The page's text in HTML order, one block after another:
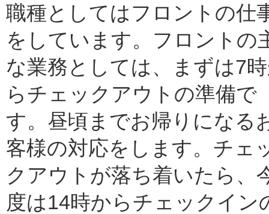
職種としてはフロントの仕
をしています。フロントの
な業務としては、まずは7
らチェックアウトの準備で
す。昼頃までお帰りになる
客様の対応をします。チェ
クアウトが落ち着いたら、
度は14時からチェックイン